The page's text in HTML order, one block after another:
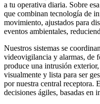
a tu operativa diaria. Sobre
que combinan tecnología de
movimiento, ajustados para
eventos ambientales,
Nuestros sistemas se
videovigilancia y alarmas, de
produce una intrusión
visualmente y lista para ser
por nuestra central receptora.
decisiones ágiles, basadas en